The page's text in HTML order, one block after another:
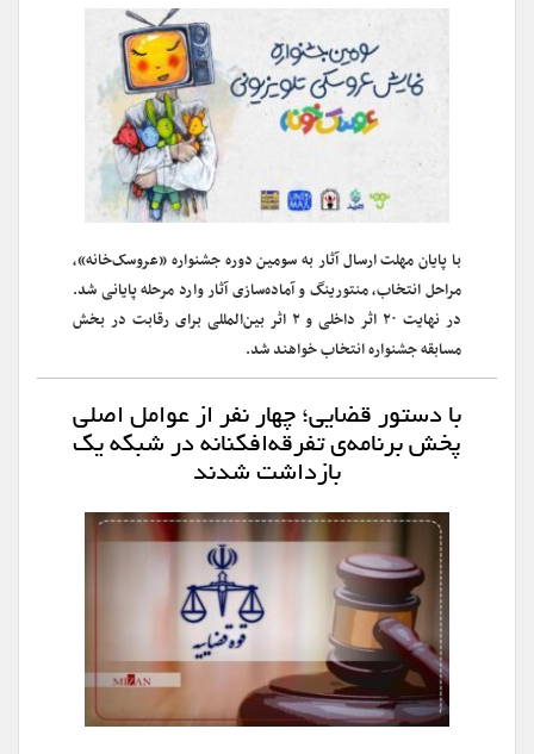
با پایان مهلت ارسال آثار به سومین دوره جشنواره «عروسک‌خانه»،
مراحل انتخاب، منتورینگ و آماده‌سازی آثار وارد مرحله پایانی شد.
در نهایت ۲۰ اثر داخلی و ۲ اثر بین‌المللی برای رقابت در بخش
مسابقه جشنواره انتخاب خواهند شد.
با دستور قضایی؛ چهار نفر از عوامل اصلی
پخش برنامه‌ی تفرقه‌افکنانه در شبکه یک
بازداشت شدند